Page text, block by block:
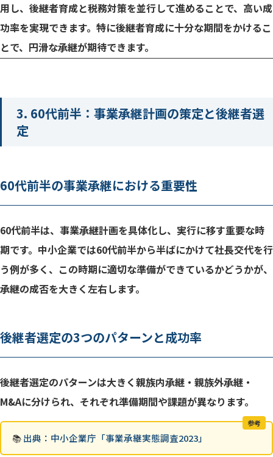
用し、後継者育成と税務対策を並行して進めることで、高い成
功率を実現できます。特に後継者育成に十分な期間をかけるこ
とで、円滑な承継が期待できます。
3. 60代前半：事業承継計画の策定と後継者選
定
60代前半の事業承継における重要性
60代前半は、事業承継計画を具体化し、実行に移す重要な時
期です。中小企業では60代前半から半ばにかけて社長交代を行
う例が多く、この時期に適切な準備ができているかどうかが、
承継の成否を大きく左右します。
後継者選定の3つのパターンと成功率
後継者選定のパターンは大きく親族内承継・親族外承継・
M&Aに分けられ、それぞれ準備期間や課題が異なります。
参考
📚出典：中小企業庁「事業承継実態調査2023」